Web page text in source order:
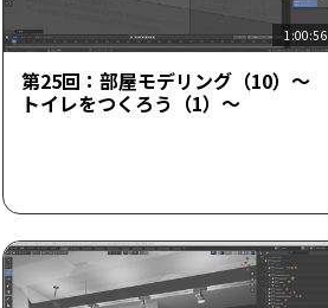
1:00:56
第25回：部屋モデリング（10）～
トイレをつくろう（1）～